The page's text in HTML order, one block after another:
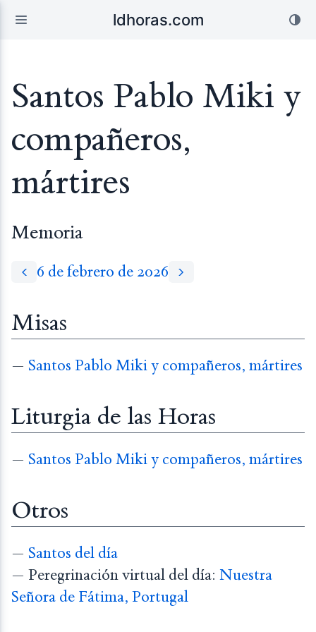
ldhoras.com
Santos Pablo Miki y
compañeros,
mártires
Memoria
6 de febrero de 2026
Misas
— Santos Pablo Miki y compañeros, mártires
Liturgia de las Horas
— Santos Pablo Miki y compañeros, mártires
Otros
— Santos del día
— Peregrinación virtual del día: Nuestra
Señora de Fátima, Portugal